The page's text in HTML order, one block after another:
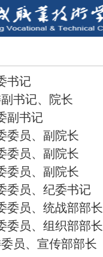
书记
书记、院长
副书记
委员、副院长
委员、副院长
委员、副院长
委员、纪委书记
委员、统战部部长
委员、组织部部长
员、宣传部部长